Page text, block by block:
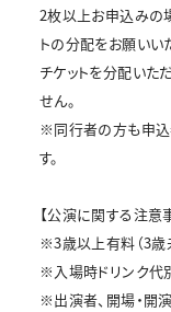
2枚以上お申込みの
トの分配をお願いい
チケットを分配いた
せん。
※同行者の方も申
す。
【公演に関する注意
※3歳以上有料（3歳
※入場時ドリンク代
※出演者、開場・開